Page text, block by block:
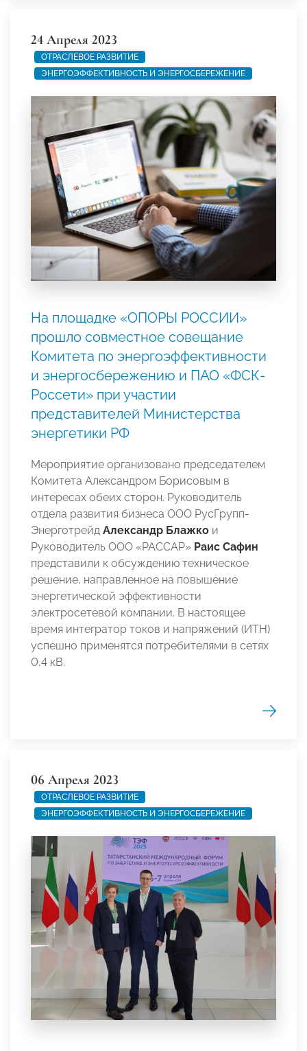
24 Апреля 2023
ОТРАСЛЕВОЕ РАЗВИТИЕ
ЭНЕРГОЭФФЕКТИВНОСТЬ И ЭНЕРГОСБЕРЕЖЕНИЕ
На площадке «ОПОРЫ РОССИИ»
прошло совместное совещание
Комитета по энергоэффективности
и энергосбережению и ПАО «ФСК-
Россети» при участии
представителей Министерства
энергетики РФ
Мероприятие организовано председателем
Комитета Александром Борисовым в
интересах обеих сторон. Руководитель
отдела развития бизнеса ООО РусГрупп-
Энерготрейд Александр Блажко и
Руководитель ООО «РАССАР» Раис Сафин
представили к обсуждению техническое
решение, направленное на повышение
энергетической эффективности
электросетевой компании. В настоящее
время интегратор токов и напряжений (ИТН)
успешно применятся потребителями в сетях
0,4 кВ.
06 Апреля 2023
ОТРАСЛЕВОЕ РАЗВИТИЕ
ЭНЕРГОЭФФЕКТИВНОСТЬ И ЭНЕРГОСБЕРЕЖЕНИЕ